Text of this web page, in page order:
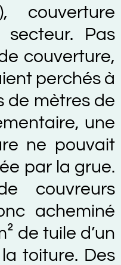
couverture
Pas
couverture,
perchés à
de mètres de
une
ne pouvait
par la grue.
couvreurs
acheminé
de tuile d’un
toiture. Des